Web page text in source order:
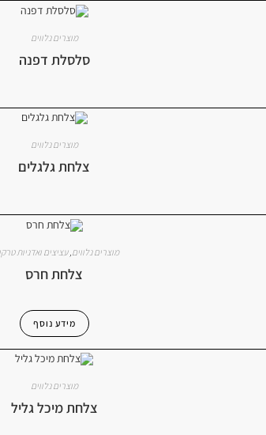
מוצרים נלווים
סלסלת דפנה
מוצרים נלווים
צלחת גלגלים
מוצרים נלווים ,עציצים ואדניות
צלחת חרס
מידע נוסף
מוצרים נלווים
צלחת מיכל גליל